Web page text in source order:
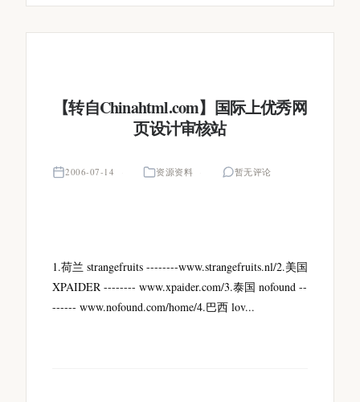
【转自Chinahtml.com】国际上优秀网
页设计审核站
2006-07-14 资源资料 暂无评论
1.荷兰 strangefruits --------www.strangefruits.nl/2.美国
XPAIDER -------- www.xpaider.com/3.泰国 nofound --
------ www.nofound.com/home/4.巴西 lov...